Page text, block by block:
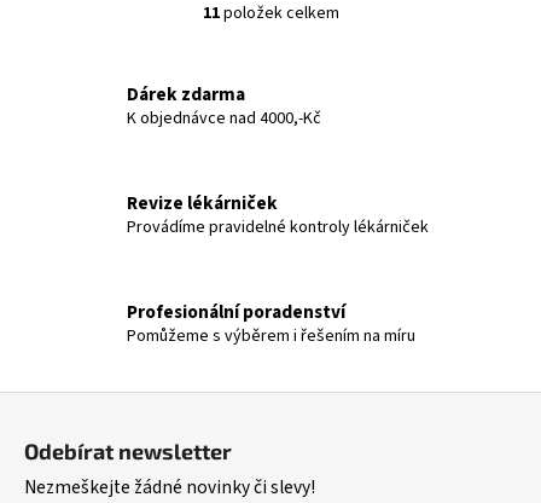
O
á
d
í
p
k
y
ý
s
11položek celkem
Dárek zdarma
K objednávce nad 4000,-Kč
Revize lékárniček
Provádíme pravidelné kontroly lékárniček
Profesionální poradenství
Pomůžeme s výběrem i řešením na míru
Odebírat newsletter
Nezmeškejte žádné novinky či slevy!